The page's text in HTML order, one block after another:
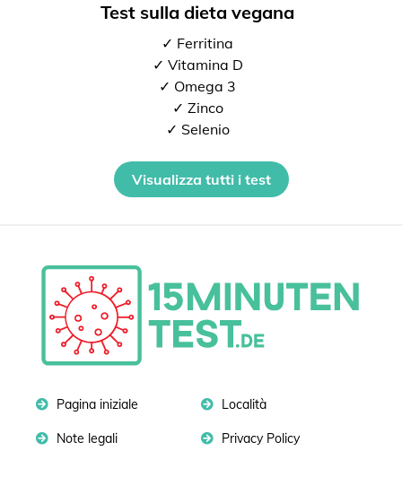
Test sulla dieta vegana
✓ Ferritina
✓ Vitamina D
✓ Omega 3
✓ Zinco
✓ Selenio
Visualizza tutti i test
Pagina iniziale Località
Note legali Privacy Policy